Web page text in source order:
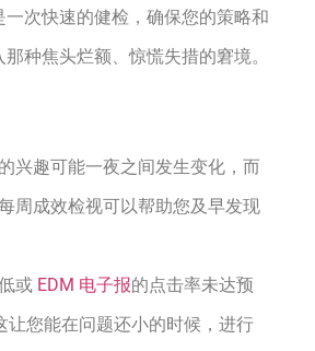
次快速的健检，确保您的策略和
种焦头烂额、惊慌失措的窘境。
兴趣可能一夜之间发生变化，而
周成效检视可以帮助您及早发现
或 EDM 电子报的点击率未达预
您能在问题还小的时候，进行